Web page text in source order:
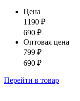
Цена
1190 ₽
690 ₽
Оптовая цена
799 ₽
690 ₽
Перейти в товар